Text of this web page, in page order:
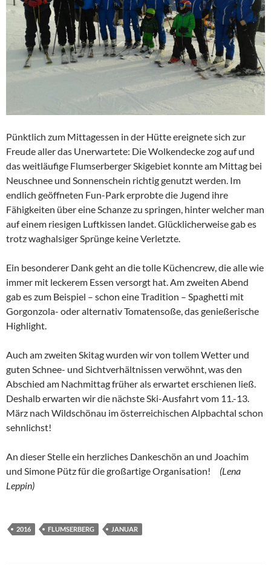
Pünktlich zum Mittagessen in der Hütte ereignete sich zur
Freude aller das Unerwartete: Die Wolkendecke zog auf und
das weitläufige Flumserberger Skigebiet konnte am Mittag bei
Neuschnee und Sonnenschein richtig genutzt werden. Im
endlich geöffneten Fun-Park erprobte die Jugend ihre
Fähigkeiten über eine Schanze zu springen, hinter welcher man
auf einem riesigen Luftkissen landet. Glücklicherweise gab es
trotz waghalsiger Sprünge keine Verletzte.
Ein besonderer Dank geht an die tolle Küchencrew, die alle wie
immer mit leckerem Essen versorgt hat. Am zweiten Abend
gab es zum Beispiel – schon eine Tradition – Spaghetti mit
Gorgonzola- oder alternativ Tomatensoße, das genießerische
Highlight.
Auch am zweiten Skitag wurden wir von tollem Wetter und
guten Schnee- und Sichtverhältnissen verwöhnt, was den
Abschied am Nachmittag früher als erwartet erschienen ließ.
Deshalb erwarten wir die nächste Ski-Ausfahrt vom 11.-13.
März nach Wildschönau im österreichischen Alpbachtal schon
sehnlichst!
An dieser Stelle ein herzliches Dankeschön an und Joachim
und Simone Pütz für die großartige Organisation! (Lena
Leppin)
2016 FLUMSERBERG JANUAR